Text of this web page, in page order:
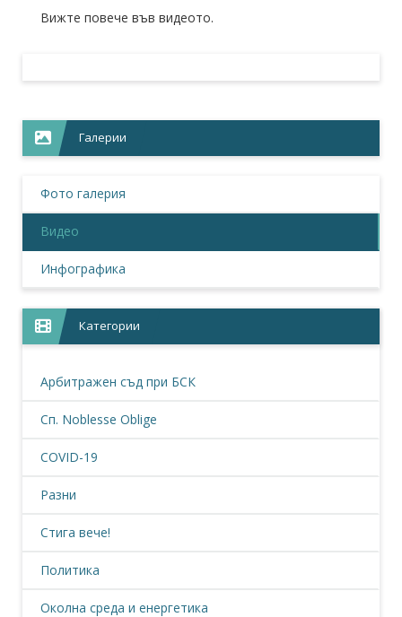
Вижте повече във видеото.
Галерии
Фото галерия
Видео
Инфографика
Категории
Арбитражен съд при БСК
Сп. Noblesse Oblige
COVID-19
Разни
Стига вече!
Политика
Околна среда и енергетика